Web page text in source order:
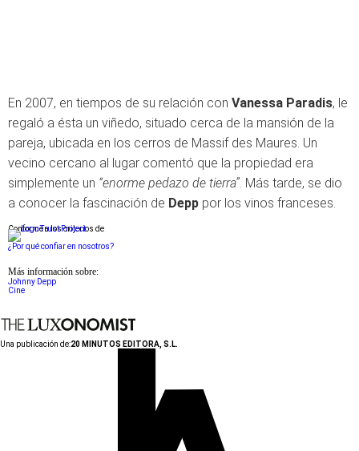
En 2007, en tiempos de su relación con Vanessa Paradis, le
regaló a ésta un viñedo, situado cerca de la mansión de la
pareja, ubicada en los cerros de Massif des Maures. Un
vecino cercano al lugar comentó que la propiedad era
simplemente un “enorme pedazo de tierra”. Más tarde, se dio
a conocer la fascinación de Depp por los vinos franceses.
Conforme a los criterios de
¿Por qué confiar en nosotros?
Más información sobre:
Johnny Depp
Cine
Una publicación de:20 MINUTOS EDITORA, S.L.